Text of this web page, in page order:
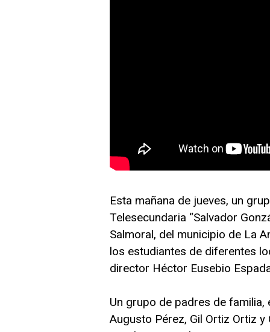
Esta mañana de jueves, un
Telesecundaria “Salvador
Salmoral, del municipio de La
los estudiantes de diferentes
director Héctor Eusebio
Un grupo de padres de
Augusto Pérez, Gil Ortiz Ortiz